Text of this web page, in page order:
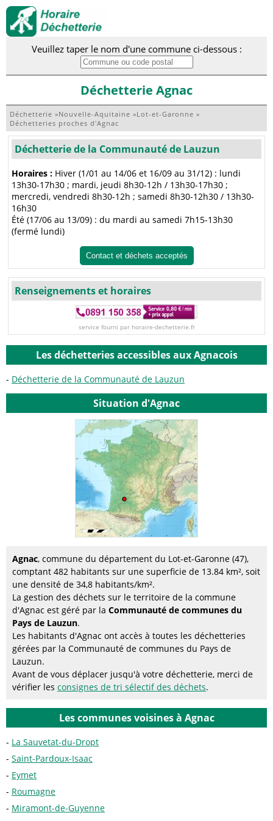
Veuillez taper le nom d'une commune ci-dessous :
Déchetterie Agnac
Déchetterie »Nouvelle-Aquitaine »Lot-et-Garonne »
Déchetteries proches d'Agnac
Déchetterie de la Communauté de Lauzun
Horaires : Hiver (1/01 au 14/06 et 16/09 au 31/12) : lundi
13h30-17h30 ; mardi, jeudi 8h30-12h / 13h30-17h30 ;
mercredi, vendredi 8h30-12h ; samedi 8h30-12h30 / 13h30-
16h30
Été (17/06 au 13/09) : du mardi au samedi 7h15-13h30
(fermé lundi)
Contact et déchets acceptés
Renseignements et horaires
service fourni par horaire-dechetterie.fr
Les déchetteries accessibles aux Agnacois
Déchetterie de la Communauté de Lauzun
Situation d'Agnac
Agnac, commune du département du Lot-et-Garonne (47),
comptant 482 habitants sur une superficie de 13.84 km², soit
une densité de 34,8 habitants/km².
La gestion des déchets sur le territoire de la commune
d'Agnac est géré par la Communauté de communes du
Pays de Lauzun.
Les habitants d'Agnac ont accès à toutes les déchetteries
gérées par la Communauté de communes du Pays de
Lauzun.
Avant de vous déplacer jusqu'à votre déchetterie, merci de
vérifier les consignes de tri sélectif des déchets.
Les communes voisines à Agnac
La Sauvetat-du-Dropt
Saint-Pardoux-Isaac
Eymet
Roumagne
Miramont-de-Guyenne